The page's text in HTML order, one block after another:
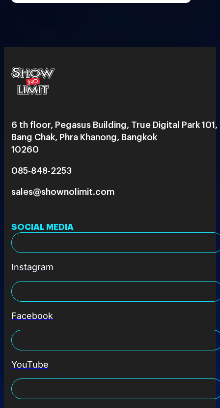
6 th floor, Pegasus Building, True Digital Park 101,
Bang Chak, Phra Khanong, Bangkok
10260
085-848-2253
sales@shownolimit.com
SOCIAL MEDIA
Instagram
Facebook
YouTube